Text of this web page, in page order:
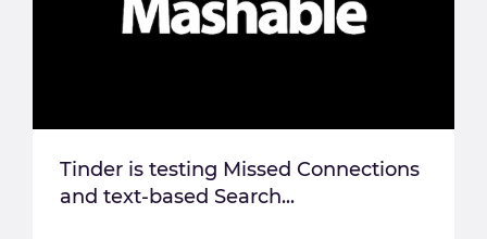
Tinder is testing Missed Connections
and text-based Search...